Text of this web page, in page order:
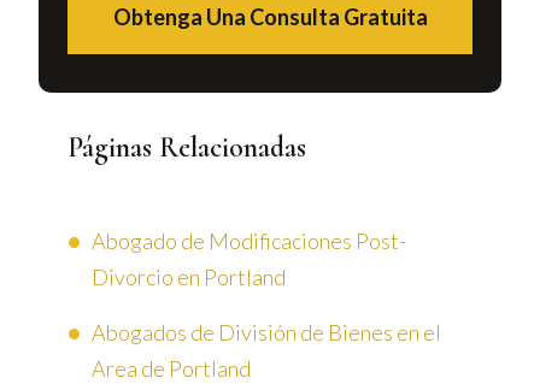
Obtenga Una Consulta Gratuita
Páginas Relacionadas
Abogado de Modificaciones Post-
Divorcio en Portland
Abogados de División de Bienes en el
Area de Portland